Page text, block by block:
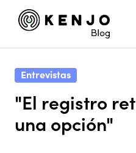
Entrevistas
"El registro
una opción"